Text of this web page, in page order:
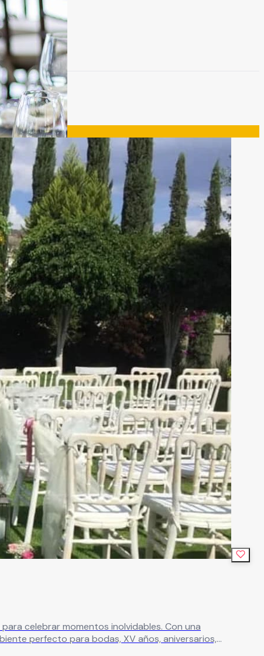
momentos inolvidables. Con una
perfecto para bodas, XV años, aniversarios,